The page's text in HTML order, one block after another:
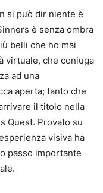
si può dir niente è
è senza ombra
belli che ho mai
virtuale, che coniuga
ad una
aperta; tanto che
il titolo nella
Quest. Provato su
visiva ha
passo importante